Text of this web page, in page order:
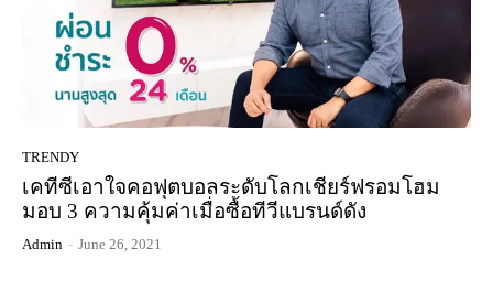
TRENDY
เคทีซีเอาใจคอฟุตบอลระดับโลกเชียร์ฟรอมโฮม
มอบ 3 ความคุ้มค่าเมื่อซื้อทีวีแบรนด์ดัง
Admin - June 26, 2021